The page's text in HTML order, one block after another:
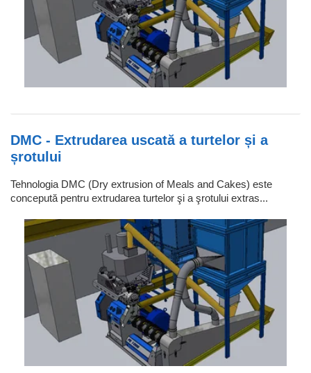
DMC - Extrudarea uscată a turtelor și a
șrotului
Tehnologia DMC (Dry extrusion of Meals and Cakes) este
concepută pentru extrudarea turtelor şi a şrotului extras...